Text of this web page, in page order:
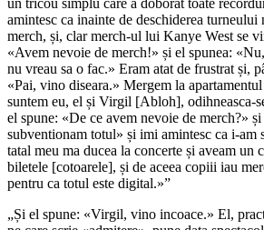
amintesc ca inainte de deschiderea
merch, și, clar merch-ul lui Kanye West se
«Avem nevoie de merch!» și el spunea:
nu vreau sa o fac.» Eram atat de frustrat și,
«Pai, vino diseara.» Mergem la
suntem eu, el și Virgil [Abloh], odihneasca-
el spune: «De ce avem nevoie de merch?»
subventionam totul» și imi amintesc ca i-am
tatal meu ma ducea la concerte și aveam un
biletele [cotoarele], și de aceea copiii iau
pentru ca totul este digital.»”
„Și el spune: «Virgil, vino incoace.» El,